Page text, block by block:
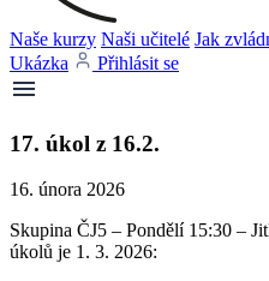
Naše kurzy Naši učitelé Jak
Ukázka
Přihlásit se
17. úkol z 16.2.
16. února 2026
Skupina ČJ5 – Pondělí 15:30 –
úkolů je 1. 3. 2026: